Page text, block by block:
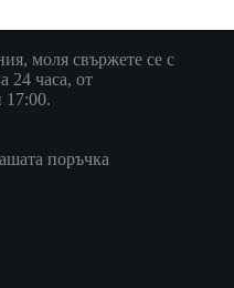
моля свържете се с
24 часа, от
17:00.
поръчка